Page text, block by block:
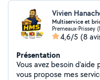
Vivien
Multiservice et
Premeaux-Prissey
4,6/5 (8
Présentation
Vous avez besoin d'aide
vous propose mes services pour :